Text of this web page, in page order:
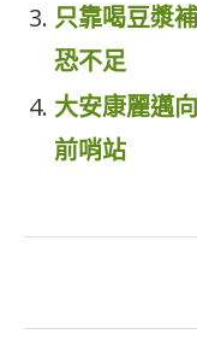
只靠喝豆漿
恐不足
大安康麗邁
前哨站